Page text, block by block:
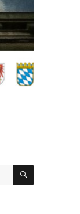
SUCHEN